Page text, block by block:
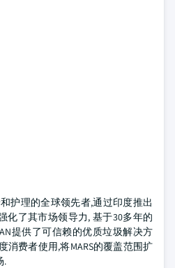
护理的全球领先者,通过印度推出
强化了其市场领导力, 基于30多年的
提供了可信赖的优质垃圾解决方
消费者使用,将MARS的覆盖范围扩
.